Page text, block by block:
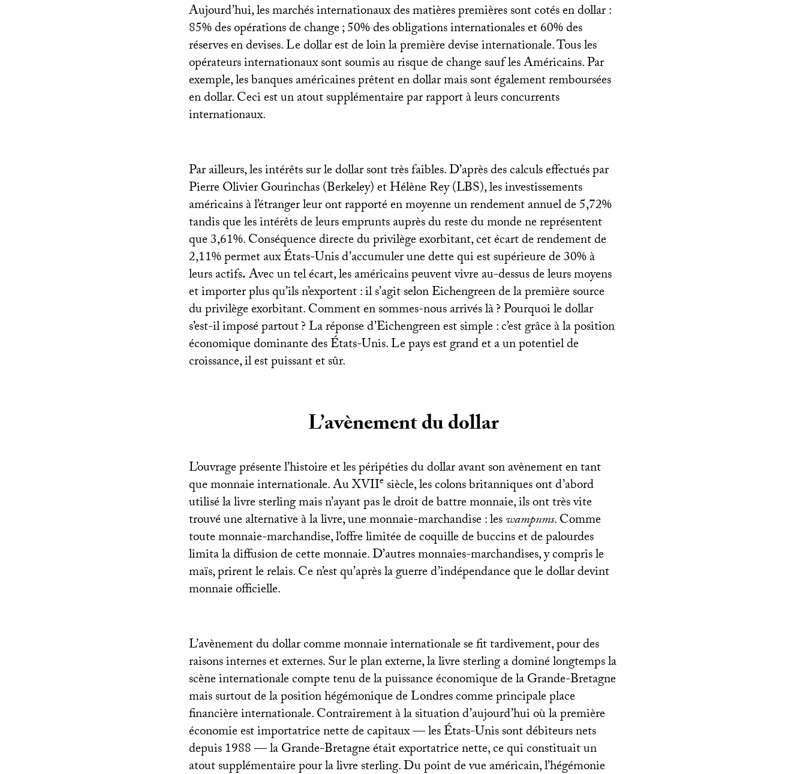
Aujourd’hui, les marchés internationaux des matières premières sont cotés en dollar :
85% des opérations de change; 50% des obligations internationales et 60% des
réserves en devises. Le dollar est de loin la première devise internationale. Tous les
opérateurs internationaux sont soumis au risque de change sauf les Américains. Par
exemple, les banques américaines prêtent en dollar mais sont également remboursées
en dollar. Ceci est un atout supplémentaire par rapport à leurs concurrents
internationaux.
Par ailleurs, les intérêts sur le dollar sont très faibles. D’après des calculs effectués par
Pierre Olivier Gourinchas (Berkeley) et Hélène Rey (LBS), les investissements
américains à l’étranger leur ont rapporté en moyenne un rendement annuel de 5,72%
tandis que les intérêts de leurs emprunts auprès du reste du monde ne représentent
que 3,61%. Conséquence directe du privilège exorbitant, cet écart de rendement de
2,11% permet aux États-Unis d’accumuler une dette qui est supérieure de 30% à
leurs actifs.Avec un tel écart, les américains peuvent vivre au-dessus de leurs moyens
et importer plus qu’ils n’exportent : il s’agit selon Eichengreen de la première source
du privilège exorbitant. Comment en sommes-nous arrivés là? Pourquoi le dollar
s’est-il imposé partout? La réponse d’Eichengreen est simple : c’est grâce à la position
économique dominante des États-Unis. Le pays est grand et a un potentiel de
croissance, il est puissant et sûr.
L’avènement du dollar
L’ouvrage présente l’histoire et les péripéties du dollar avant son avènement en tant
que monnaie internationale. AuXVIIe siècle, les colons britanniques ont d’abord
utilisé la livre sterling mais n’ayant pas le droit de battre monnaie, ils ont très vite
trouvé une alternative à la livre, une monnaie-marchandise : leswampums. Comme
toute monnaie-marchandise, l’offre limitée de coquille de buccins et de palourdes
limita la diffusion de cette monnaie. D’autres monnaies-marchandises, y compris le
maïs, prirent le relais. Ce n’est qu’après la guerre d’indépendance que le dollar devint
monnaie officielle.
L’avènement du dollar comme monnaie internationale se fit tardivement, pour des
raisons internes et externes. Sur le plan externe, la livre sterling a dominé longtemps la
scène internationale compte tenu de la puissance économique de la Grande-Bretagne
mais surtout de la position hégémonique de Londres comme principale place
financière internationale. Contrairement à la situation d’aujourd’hui où la première
économie est importatrice nette de capitaux — les États-Unis sont débiteurs nets
depuis 1988 — la Grande-Bretagne était exportatrice nette, ce qui constituait un
atout supplémentaire pour la livre sterling. Du point de vue américain, l’hégémonie